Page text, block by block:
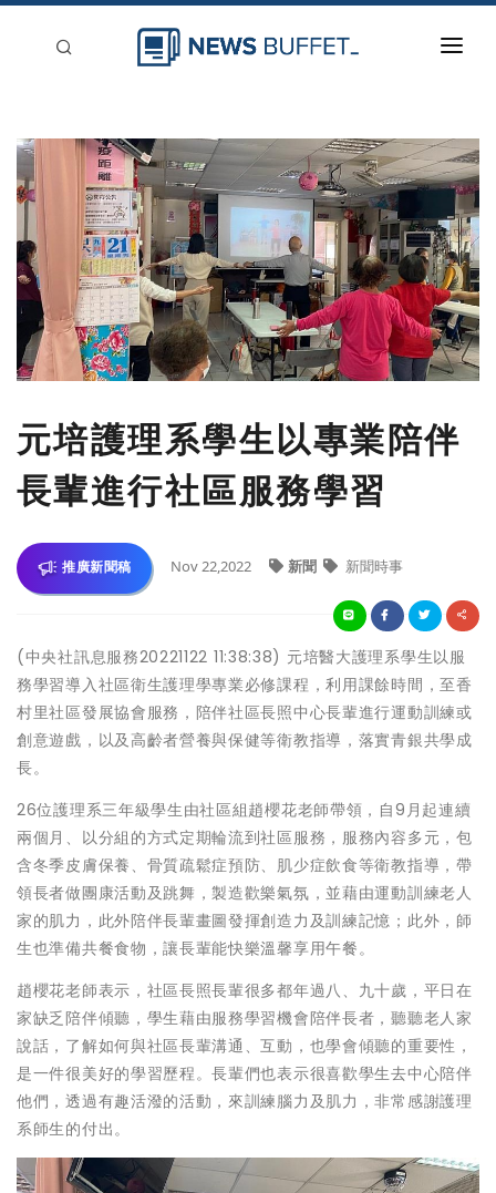
新聞稿分類
登入
刊登
元培護理系學生以專業陪伴
長輩進行社區服務學習
推廣新聞稿 Nov 22,2022 新聞 新聞時事
(中央社訊息服務20221122 11:38:38) 元培醫大護理系學生以服
務學習導入社區衛生護理學專業必修課程，利用課餘時間，至香
村里社區發展協會服務，陪伴社區長照中心長輩進行運動訓練或
創意遊戲，以及高齡者營養與保健等衛教指導，落實青銀共學成
長。
26位護理系三年級學生由社區組趙櫻花老師帶領，自9月起連續
兩個月、以分組的方式定期輪流到社區服務，服務內容多元，包
含冬季皮膚保養、骨質疏鬆症預防、肌少症飲食等衛教指導，帶
領長者做團康活動及跳舞，製造歡樂氣氛，並藉由運動訓練老人
家的肌力，此外陪伴長輩畫圖發揮創造力及訓練記憶；此外，師
生也準備共餐食物，讓長輩能快樂溫馨享用午餐。
趙櫻花老師表示，社區長照長輩很多都年過八、九十歲，平日在
家缺乏陪伴傾聽，學生藉由服務學習機會陪伴長者，聽聽老人家
說話，了解如何與社區長輩溝通、互動，也學會傾聽的重要性，
是一件很美好的學習歷程。長輩們也表示很喜歡學生去中心陪伴
他們，透過有趣活潑的活動，來訓練腦力及肌力，非常感謝護理
系師生的付出。